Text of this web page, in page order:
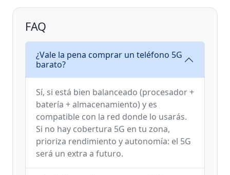
FAQ
¿Vale la pena comprar un teléfono 5G
barato?
Sí, si está bien balanceado (procesador +
batería + almacenamiento) y es
compatible con la red donde lo usarás.
Si no hay cobertura 5G en tu zona,
prioriza rendimiento y autonomía: el 5G
será un extra a futuro.